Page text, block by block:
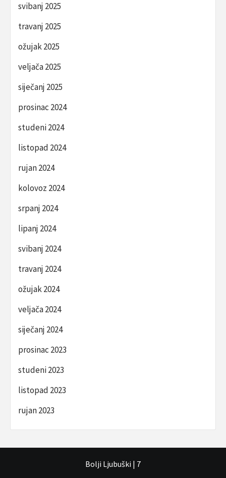
svibanj 2025
travanj 2025
ožujak 2025
veljača 2025
siječanj 2025
prosinac 2024
studeni 2024
listopad 2024
rujan 2024
kolovoz 2024
srpanj 2024
lipanj 2024
svibanj 2024
travanj 2024
ožujak 2024
veljača 2024
siječanj 2024
prosinac 2023
studeni 2023
listopad 2023
rujan 2023
Bolji Ljubuški | 7